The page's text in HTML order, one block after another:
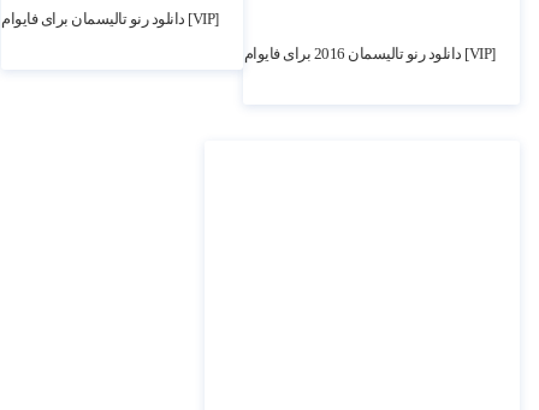
[VIP] دانلود رنو تالیسمان 2016 برای فایوام
2.73k بازدید[VIP] دانلود رنو تالیسمان برای فایوام